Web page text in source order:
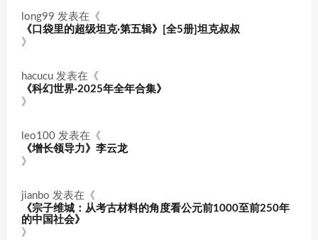
long99 发表在《
《口袋里的超级坦克·第五辑》[全5册]坦克叔叔
》
hacucu 发表在《
《科幻世界·2025年全年合集》
》
leo100 发表在《
《增长领导力》李云龙
》
jianbo 发表在《
《宗子维城：从考古材料的角度看公元前1000至前250年
的中国社会》
》